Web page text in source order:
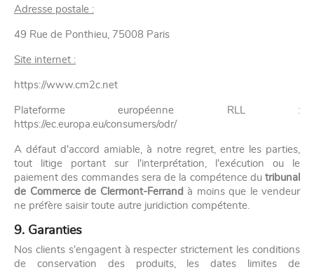
Adresse postale :
49 Rue de Ponthieu, 75008 Paris
Site internet :
https://www.cm2c.net
Plateforme européenne RLL :
https://ec.europa.eu/consumers/odr/
A défaut d'accord amiable, à notre regret, entre les parties,
tout litige portant sur l'interprétation, l'exécution ou le
paiement des commandes sera de la compétence du tribunal
de Commerce de Clermont-Ferrand à moins que le vendeur
ne préfère saisir toute autre juridiction compétente.
9. Garanties
Nos clients s'engagent à respecter strictement les conditions
de conservation des produits, les dates limites de